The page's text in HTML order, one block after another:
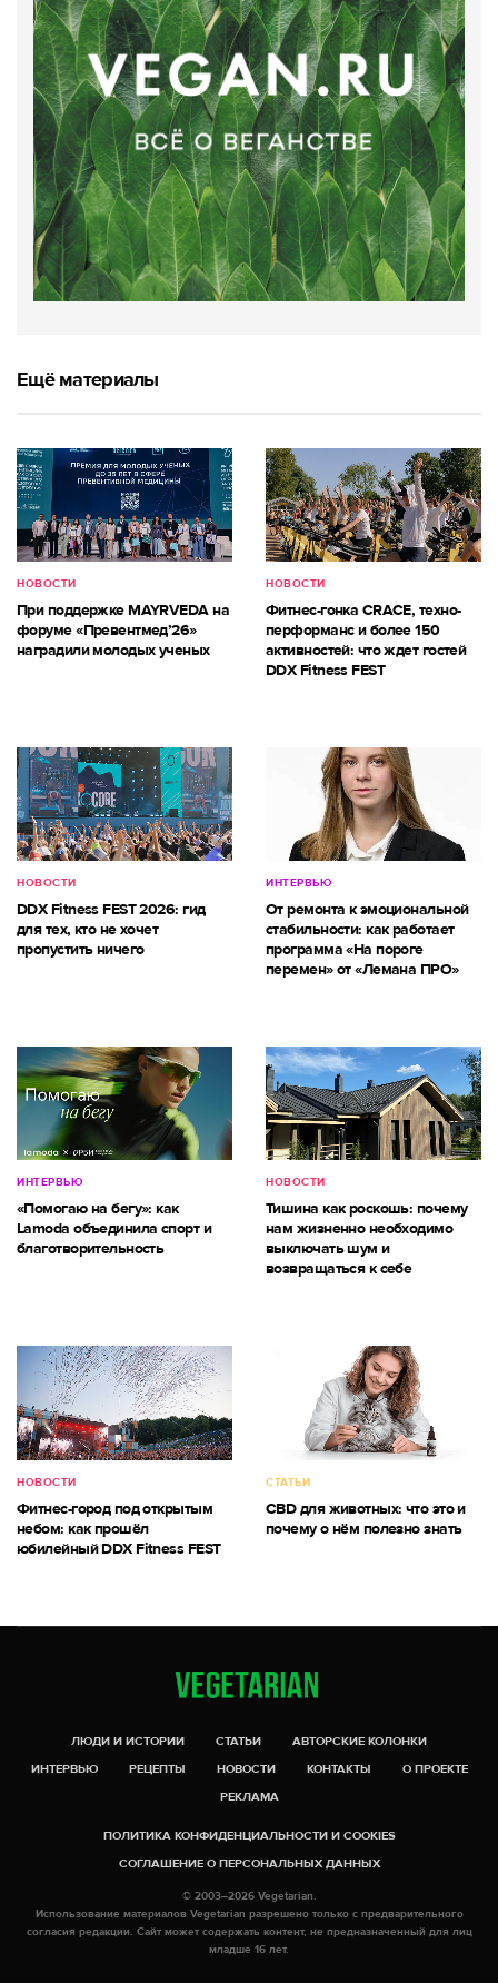
Ещё материалы
НОВОСТИ
При поддержке MAYRVEDA на
форуме «Превентмед’26»
наградили молодых ученых
НОВОСТИ
Фитнес-гонка CRACE, техно-
перформанс и более 150
активностей: что ждет гостей
DDX Fitness FEST
НОВОСТИ
DDX Fitness FEST 2026: гид
для тех, кто не хочет
пропустить ничего
ИНТЕРВЬЮ
От ремонта к эмоциональной
стабильности: как работает
программа «На пороге
перемен» от «Лемана ПРО»
ИНТЕРВЬЮ
«Помогаю на бегу»: как
Lamoda объединила спорт и
благотворительность
НОВОСТИ
Тишина как роскошь: почему
нам жизненно необходимо
выключать шум и
возвращаться к себе
НОВОСТИ
Фитнес-город под открытым
небом: как прошёл
юбилейный DDX Fitness FEST
СТАТЬИ
CBD для животных: что это и
почему о нём полезно знать
ЛЮДИ И ИСТОРИИ СТАТЬИ
АВТОРСКИЕ КОЛОНКИ
ИНТЕРВЬЮ
РЕЦЕПТЫ НОВОСТИ КОНТАКТЫ
О ПРОЕКТЕ
РЕКЛАМА
ПОЛИТИКА КОНФИДЕНЦИАЛЬНОСТИ И COOKIES
СОГЛАШЕНИЕ О ПЕРСОНАЛЬНЫХ ДАННЫХ
© 2003–2026 Vegetarian.
Использование материалов Vegetarian разрешено только с предварительного
согласия редакции. Сайт может содержать контент, не предназначенный для лиц
младше 16 лет.